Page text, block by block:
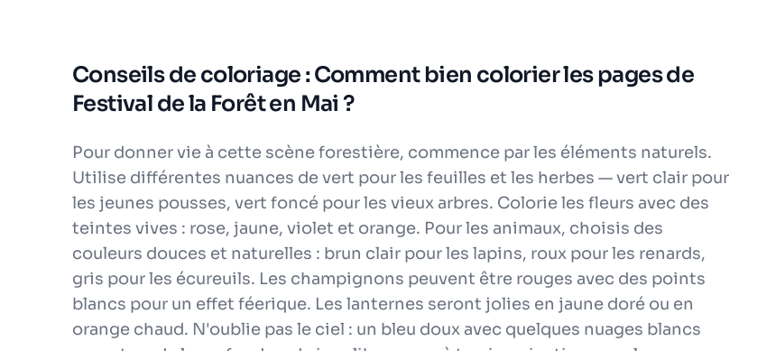
Conseils de coloriage : Comment bien colorier les pages de
Festival de la Forêt en Mai ?
Pour donner vie à cette scène forestière, commence par les éléments naturels.
Utilise différentes nuances de vert pour les feuilles et les herbes — vert clair pour
les jeunes pousses, vert foncé pour les vieux arbres. Colorie les fleurs avec des
teintes vives : rose, jaune, violet et orange. Pour les animaux, choisis des
couleurs douces et naturelles : brun clair pour les lapins, roux pour les renards,
gris pour les écureuils. Les champignons peuvent être rouges avec des points
blancs pour un effet féerique. Les lanternes seront jolies en jaune doré ou en
orange chaud. N'oublie pas le ciel : un bleu doux avec quelques nuages blancs